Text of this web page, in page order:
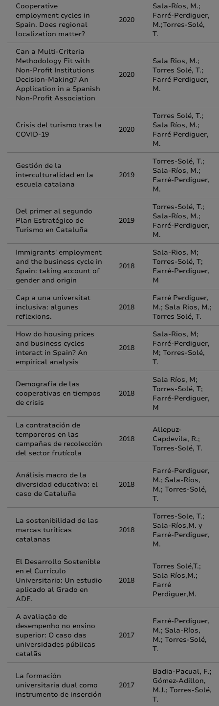
Cooperative
employment cycles in
Spain. Does regional
localization matter?
2020
Sala-Ríos, M.;
Farré-Perdiguer,
M.;Torres-Solé,
T.
Can a Multi-Criteria
Methodology Fit with
Non-Profit Institutions
Decision-Making? An
Application in a Spanish
Non-Profit Association
2020
Sala Rios, M.;
Torres Solé, T.;
Farré Perdiguer,
M.
Crisis del turismo tras la
COVID-19
2020
Torres Solé, T.;
Sala Ríos, M.;
Farré Perdiguer,
M.
Gestión de la
interculturalidad en la
escuela catalana
2019
Torres-Solé, T.;
Sala-Ríos, M.;
Farré-Perdiguer,
M.
Del primer al segundo
Plan Estratégico de
Turismo en Cataluña
2019
Torres-Solé, T.;
Sala-Ríos, M.;
Farré-Perdiguer,
M.
Immigrants' employment
and the business cycle in
Spain: taking account of
gender and origin
2018
Sala-Rios, M;
Torres-Solé, T;
Farré-Perdiguer,
M
Cap a una universitat
inclusiva: algunes
reflexions.
2018
Farré Perdiguer,
M.; Sala Rios, M.;
Torres Solé, T.
How do housing prices
and business cycles
interact in Spain? An
empirical analysis
2018
Sala-Rios, M;
Farré-Perdiguer,
M; Torres-Solé,
T.
Demografía de las
cooperativas en tiempos
de crisis
2018
Sala Ríos, M;
Torres-Solé, T;
Farré-Perdiguer,
M
La contratación de
temporeros en las
campañas de recolección
del sector frutícola
2018
Allepuz-
Capdevila, R.;
Torres-Solé, T.
Análisis macro de la
diversidad educativa: el
caso de Cataluña
2018
Farré-Perdiguer,
M.; Sala-Ríos,
M.; Torres-Solé,
T.
La sostenibilidad de las
marcas turíticas
catalanas
2018
Torres-Sole, T.;
Sala-Ríos,M. y
Farré-Perdiguer,
M.
El Desarrollo Sostenible
en el Currículo
Universitario: Un estudio
aplicado al Grado en
ADE.
2018
Torres Solé,T.;
Sala Ríos,M.;
Farré
Perdiguer,M.
A avaliação de
desempenho no ensino
superior: O caso das
universidades públicas
catalãs
2017
Farré-Perdiguer,
M.; Sala-Ríos,
M.; Torres-Solé,
T.
La formación
universitaria dual como
instrumento de inserción
2017
Badia-Pacual, F.;
Gómez-Adillon,
M.J.; Torres-Solé,
T.